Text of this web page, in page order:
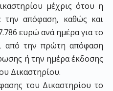
μέχρις ότου η
την απόφαση, καθώς και
ευρώ ανά ημέρα για το
από την πρώτη απόφαση
ή την ημέρα έκδοσης
Δικαστηρίου.
του Δικαστηρίου το